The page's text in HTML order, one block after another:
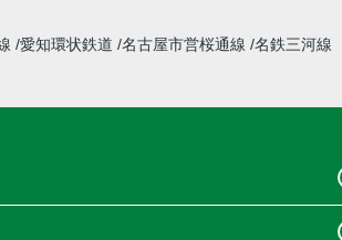
愛知環状鉄道 名古屋市営桜通線 名鉄三河線